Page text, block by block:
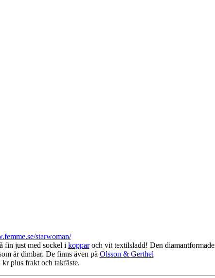
starwoman/
fin just med sockel i kopparoch vit textilsladd! Den diamantformade
är dimbar. De finns även på Olsson & Gerthel
plus frakt och takfäste.